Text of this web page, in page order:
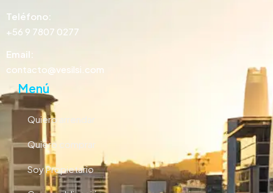
Teléfono:
+56 9 7807 0277
Email:
contacto@vesilsi.com
Menú
Quiero arrendar
Quiero comprar
Soy Propietario